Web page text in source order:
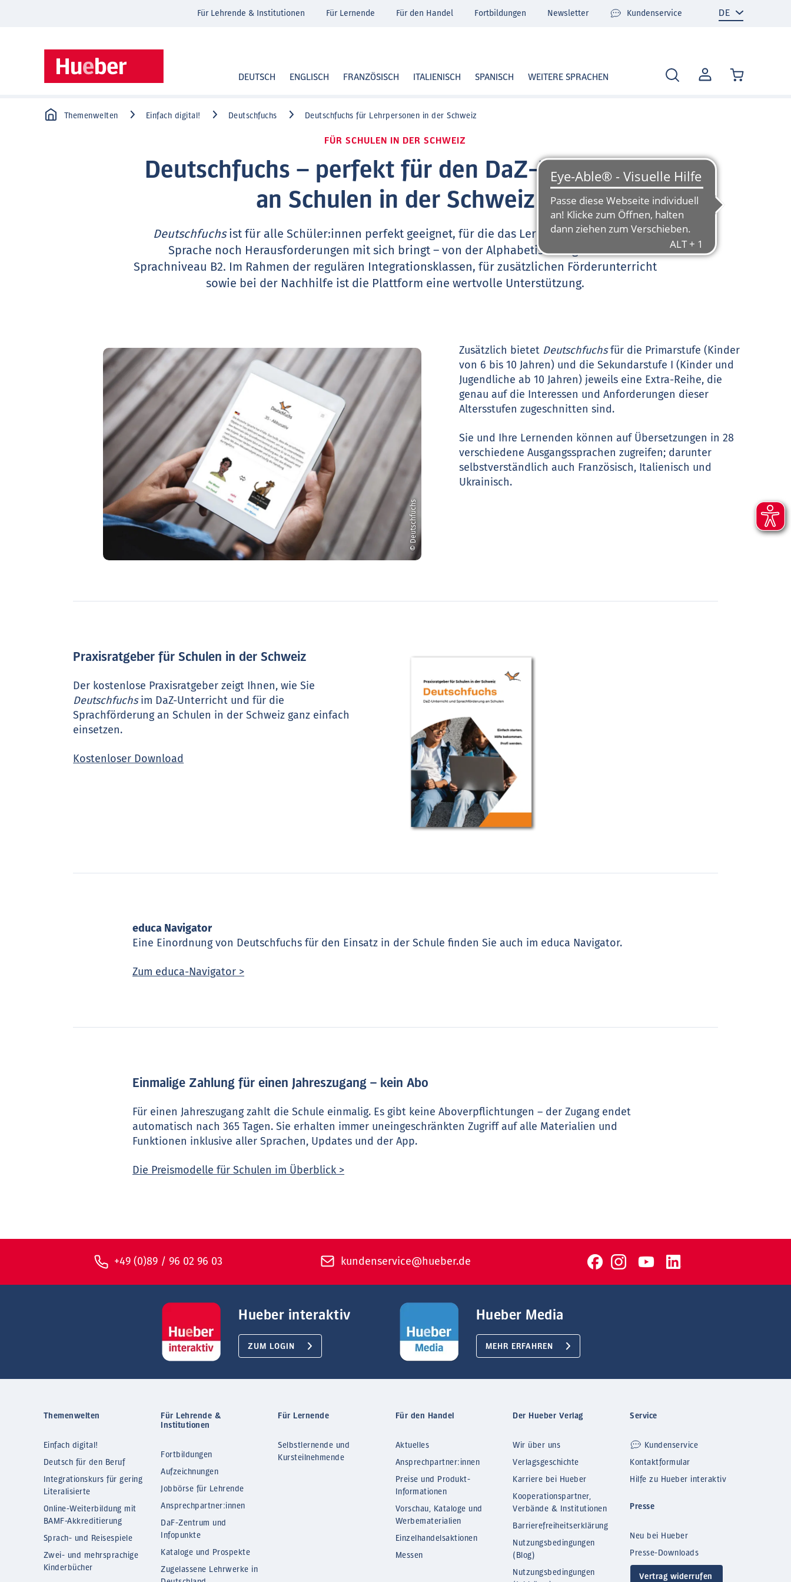
MEIN
KONTO
DEUTSCH ENGLISCH FRANZÖSISCH ITALIENISCH SPANISCH WEITERE SPRACHEN
Für Lehrende & Institutionen Für Lernende Für den Handel Fortbildungen Newsletter Kundenservice
Themenwelten Einfach digital! Deutschfuchs Deutschfuchs für Lehrpersonen in der Schweiz
FÜR SCHULEN IN DER SCHWEIZ
Deutschfuchs – perfekt für den DaZ-Unterricht
an Schulen in der Schweiz
Deutschfuchsist für alle Schüler:innen perfekt geeignet, für die das Lernen der deutschen
Sprache noch Herausforderungen mit sich bringt – von der Alphabetisierung bis zum
Sprachniveau B2. Im Rahmen der regulären Integrationsklassen, für zusätzlichen Förderunterricht
sowie bei der Nachhilfe ist die Plattform eine wertvolle Unterstützung.
Zusätzlich bietet Deutschfuchsfür die Primarstufe (Kinder
von 6 bis 10 Jahren) und die Sekundarstufe I (Kinder und
Jugendliche ab 10 Jahren) jeweils eine Extra-Reihe, die
genau auf die Interessen und Anforderungen dieser
Altersstufen zugeschnitten sind.
Sie und Ihre Lernenden können auf Übersetzungen in 28
verschiedene Ausgangssprachen zugreifen; darunter
selbstverständlich auch Französisch, Italienisch und
Ukrainisch.
© Deutschfuchs
Praxisratgeber für Schulen in der Schweiz
Der kostenlose Praxisratgeber zeigt Ihnen, wie Sie
Deutschfuchsim DaZ-Unterricht und für die
Sprachförderung an Schulen in der Schweiz ganz einfach
einsetzen.
Kostenloser Download
educa Navigator
Eine Einordnung von Deutschfuchs für den Einsatz in der Schule finden Sie auch im educa Navigator.
Zum educa-Navigator >
Einmalige Zahlung für einen Jahreszugang – kein Abo
Für einen Jahreszugang zahlt die Schule einmalig. Es gibt keine Aboverpflichtungen – der Zugang endet
automatisch nach 365 Tagen. Sie erhalten immer uneingeschränkten Zugriff auf alle Materialien und
Funktionen inklusive aller Sprachen, Updates und der App.
Die Preismodelle für Schulen im Überblick >
+49 (0)89 / 96 02 96 03 kundenservice@hueber.de
Hueber interaktiv
ZUM LOGIN
Hueber Media
MEHR ERFAHREN
Themenwelten
Einfach digital!
Deutsch für den Beruf
Integrationskurs für gering
Literalisierte
Online-Weiterbildung mit
BAMF-Akkreditierung
Sprach- und Reisespiele
Zwei- und mehrsprachige
Kinderbücher
Für Lehrende &
Institutionen
Fortbildungen
Aufzeichnungen
Jobbörse für Lehrende
Ansprechpartner:innen
DaF-Zentrum und
Infopunkte
Kataloge und Prospekte
Zugelassene Lehrwerke in
Für Lernende
Selbstlernende und
Kursteilnehmende
Für den Handel
Aktuelles
Ansprechpartner:innen
Preise und Produkt-
Informationen
Vorschau, Kataloge und
Werbematerialien
Einzelhandelsaktionen
Messen
Der Hueber Verlag
Wir über uns
Verlagsgeschichte
Karriere bei Hueber
Kooperationspartner,
Verbände & Institutionen
Barrierefreiheitserklärung
Nutzungsbedingungen
(Blog)
Nutzungsbedingungen
Service
Kundenservice
Kontaktformular
Hilfe zu Hueber interaktiv
Presse
Neu bei Hueber
Presse-Downloads
Vertrag widerrufen